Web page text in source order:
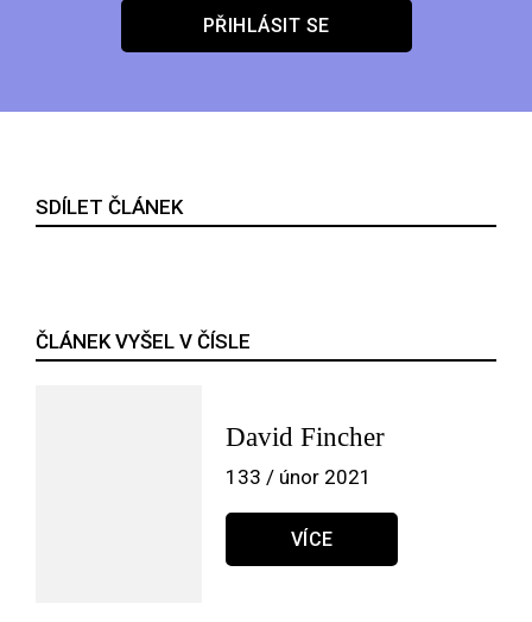
PŘIHLÁSIT SE
SDÍLET ČLÁNEK
ČLÁNEK VYŠEL V ČÍSLE
David Fincher
133 / únor 2021
VÍCE